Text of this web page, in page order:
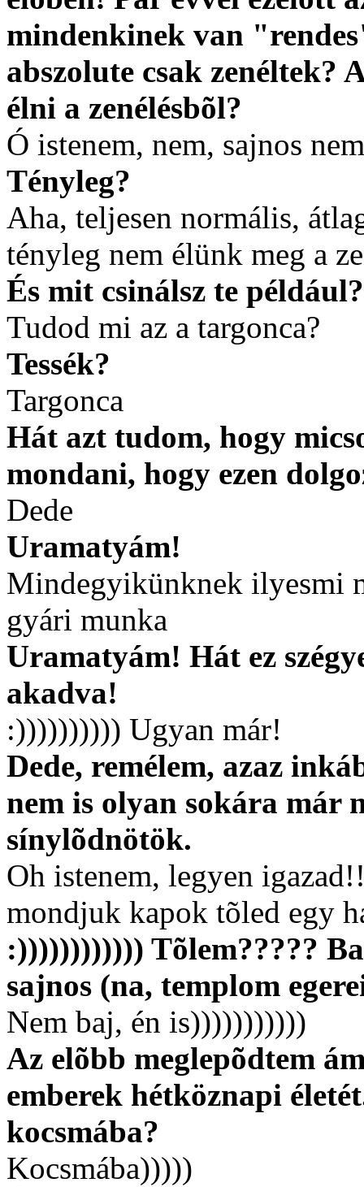
mindenkinek van
abszolute csak zenéltek?
élni a zenélésbõl?
Ó istenem, nem, sajnos
Tényleg?
Aha, teljesen normális,
tényleg nem élünk meg a
És mit csinálsz te például?
Tudod mi az a targonca?
Tessék?
Targonca
Hát azt tudom, hogy
mondani, hogy ezen
Dede
Uramatyám!
Mindegyikünknek ilyesmi
gyári munka
Uramatyám! Hát ez
akadva!
:)))))))))) Ugyan már!
Dede, remélem, azaz
nem is olyan sokára már
sínylõdnötök.
Oh istenem, legyen
mondjuk kapok tõled egy
:)))))))))))) Tõlem?????
sajnos (na, templom
Nem baj, én is)))))))))))
Az elõbb meglepõdtem
emberek hétköznapi
kocsmába?
Kocsmába)))))